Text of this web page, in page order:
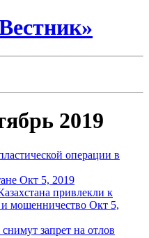
2019
операции в
Окт 5, 2019
привлекли к
и мошенничество Окт 5,
запрет на отлов